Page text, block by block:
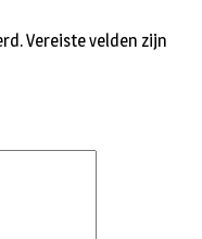
Vereiste velden zijn